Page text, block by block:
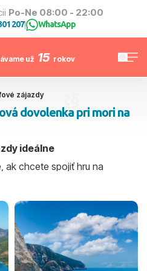
Po-Ne 08:00 - 22:00
207| WhatsApp
už 15 rokov
zájazdy
dovolenka pri mori na
ideálne
ak chcete spojiť hru na
pri mori alebo vo wellness
krátky golfový pobyt na
golfovú dovolenku s
Ak s golfovou dovolenkou
výberom vhodného rezortu a